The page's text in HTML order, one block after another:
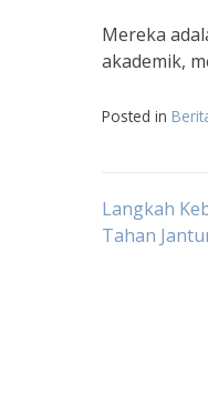
Mereka
akademik,
Posted in
Langkah
Tahan